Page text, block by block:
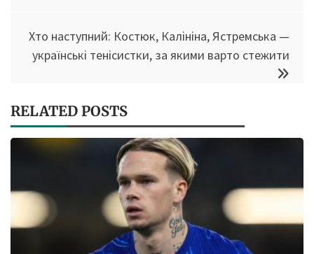
Хто наступний: Костюк, Калініна, Ястремська —
українські тенісистки, за якими варто стежити
RELATED POSTS